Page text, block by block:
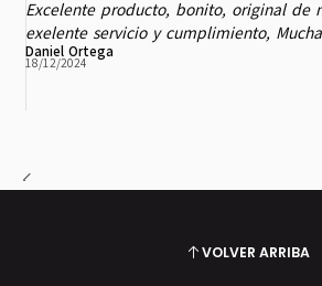
Excelente producto, bonito, original de
exelente servicio y cumplimiento,
Daniel Ortega
18/12/2024
VOLVER ARRIBA